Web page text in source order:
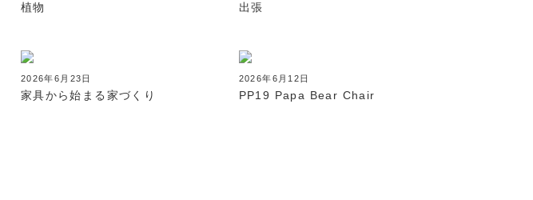
植物 出張
2026年6月23日
家具から始まる家づくり
2026年6月12日
PP19 Papa Bear Chair